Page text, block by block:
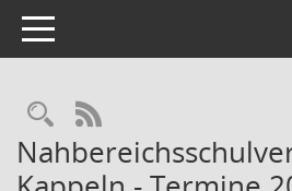
Toggle navigation
Rechercheauswahl
RSS-Feed